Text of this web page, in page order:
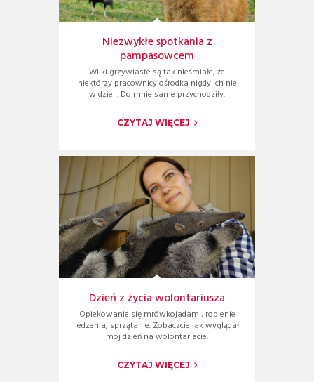
Niezwykłe spotkania z
pampasowcem
Wilki grzywiaste są tak nieśmiałe, że
niektórzy pracownicy ośrodka nigdy ich nie
widzieli. Do mnie same przychodziły.
CZYTAJ WIĘCEJ
Dzień z życia wolontariusza
Opiekowanie się mrówkojadami, robienie
jedzenia, sprzątanie. Zobaczcie jak wyglądał
mój dzień na wolontariacie.
CZYTAJ WIĘCEJ